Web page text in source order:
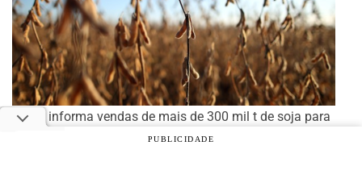
USDA informa vendas de mais de 300 mil t de soja para
China e México
PUBLICIDADE